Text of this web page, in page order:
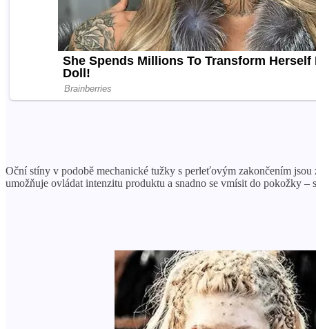
Oční stíny v podobě mechanické tužky s perleťovým zakončením
umožňuje ovládat intenzitu produktu a snadno se vmísit do pokožky –